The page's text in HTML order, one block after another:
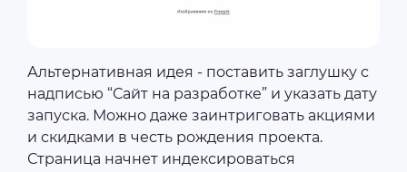
Альтернативная идея - поставить заглушку с
надписью “Сайт на разработке” и указать дату
запуска. Можно даже заинтриговать акциями
и скидками в честь рождения проекта.
Страница начнет индексироваться